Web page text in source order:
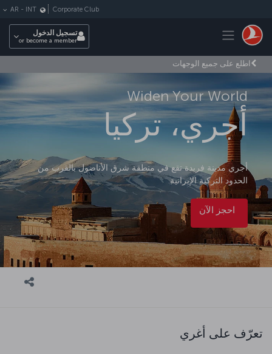
Toggle navigation
Corporate Club
AR - INT
تسجيل الدخول
or become a member
اطلع على جميع الوجهات
Widen Your World
أجري، تركيا
أجري مدينة فريدة تقع في منطقة شرق الأناضول بالقرب من
الحدود التركية الإيرانية.
احجز الآن
تعرّف على أغري